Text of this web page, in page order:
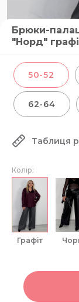
Брюки-
"Норд"
50-52
62-64
Таблиця
Колір:
графіт